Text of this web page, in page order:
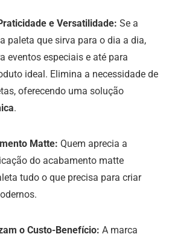
e Versatilidade: Se a
paleta que sirva para o dia a dia,
eventos especiais e até para
ideal. Elimina a necessidade de
oferecendo uma solução
.
Matte: Quem aprecia a
do acabamento matte
tudo o que precisa para criar
o Custo-Benefício: A marca